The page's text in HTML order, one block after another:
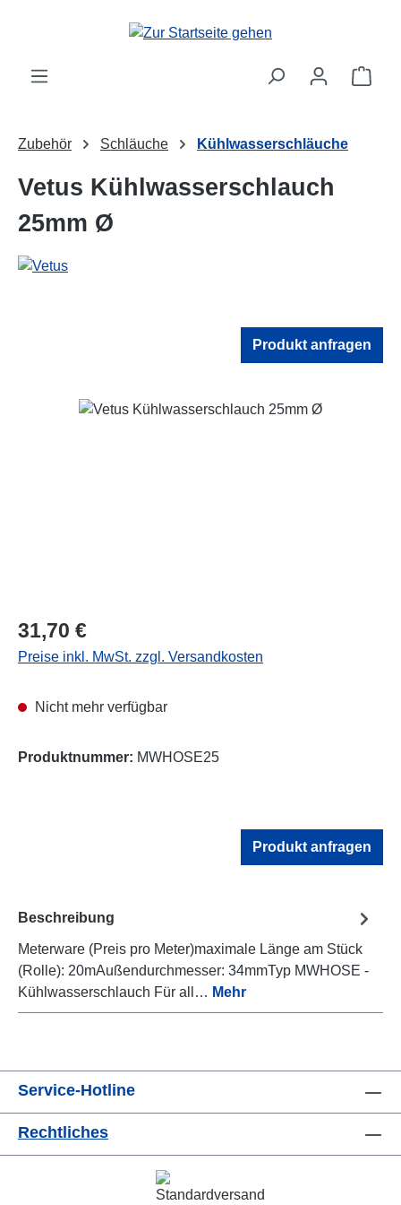
Zum Hauptinhalt springen
Zubehör Schläuche Kühlwasserschläuche
Vetus Kühlwasserschlauch
25mm Ø
Produkt anfragen
Bildergalerie überspringen
Regulärer Preis:
31,70 €
Preise inkl. MwSt. zzgl. Versandkosten
Nicht mehr verfügbar
Produktnummer: MWHOSE25
Produkt anfragen
Beschreibung
Meterware (Preis pro Meter)maximale Länge am Stück
(Rolle): 20mAußendurchmesser: 34mmTyp MWHOSE -
Kühlwasserschlauch Für all… Mehr
Service-Hotline
Rechtliches